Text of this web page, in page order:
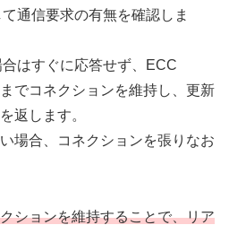
通信要求の有無を確認しま
はすぐに応答せず、ECC
でコネクションを維持し、更新
返します。
場合、コネクションを張りなお
ションを維持することで、リア